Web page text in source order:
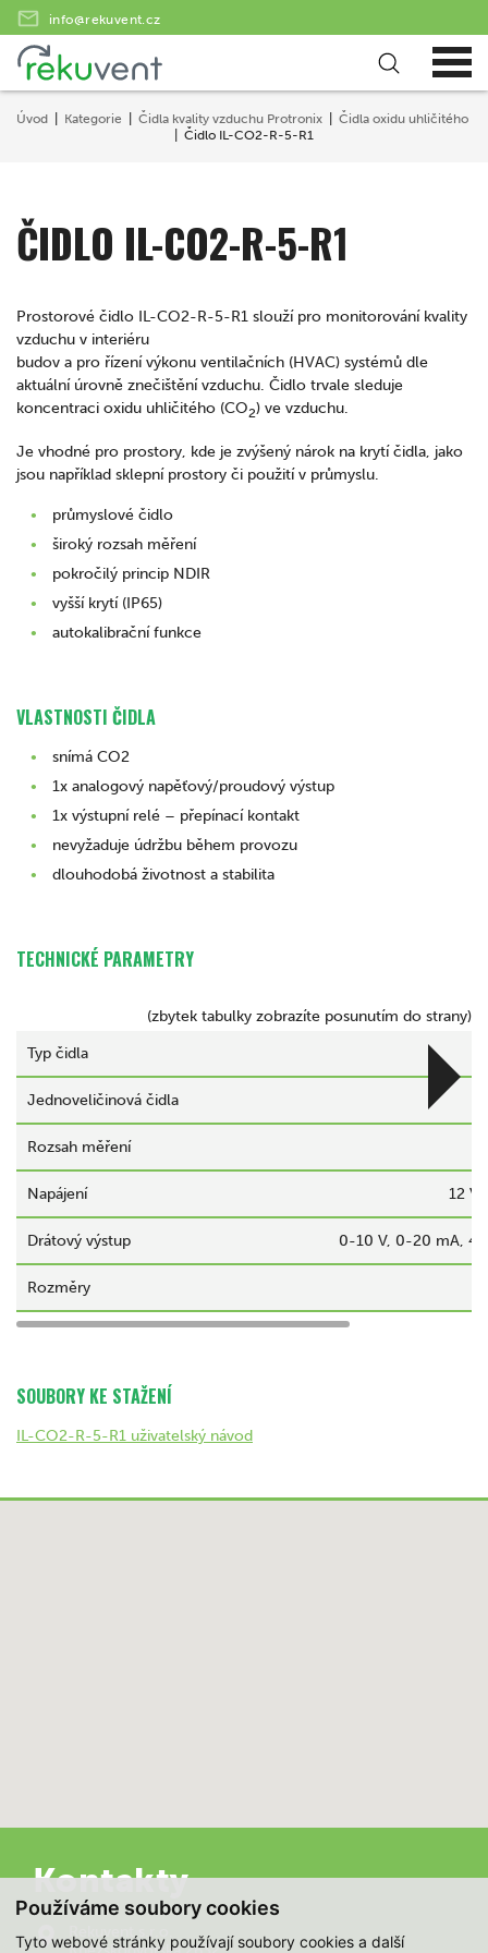
Používáme soubory cookies
Tyto webové stránky používají soubory cookies a další
info@rekuvent.cz
Úvod Kategorie Čidla kvality vzduchu Protronix
Čidla oxidu uhličitého
Čidlo IL-CO2-R-5-R1
ČIDLO IL-CO2-R-5-R1
Prostorové čidlo IL-CO2-R-5-R1 slouží pro monitorování kvality
vzduchu v interiéru
budov a pro řízení výkonu ventilačních (HVAC) systémů dle
aktuální úrovně znečištění vzduchu. Čidlo trvale sleduje
koncentraci oxidu uhličitého (CO2) ve vzduchu.
Je vhodné pro prostory, kde je zvýšený nárok na krytí čidla, jako
jsou například sklepní prostory či použití v průmyslu.
průmyslové čidlo
široký rozsah měření
pokročilý princip NDIR
vyšší krytí (IP65)
autokalibrační funkce
VLASTNOSTI ČIDLA
snímá CO2
1x analogový napěťový/proudový výstup
1x výstupní relé – přepínací kontakt
nevyžaduje údržbu během provozu
dlouhodobá životnost a stabilita
TECHNICKÉ PARAMETRY
(zbytek tabulky zobrazíte posunutím do strany)
Typ čidla
Jednoveličinová čidla
Rozsah měření
Napájení 12 V
Drátový výstup 0-10 V, 0-20 mA,
Rozměry
SOUBORY KE STAŽENÍ
IL-CO2-R-5-R1 uživatelský návod
Kontakty
Rekuvent s.r.o.